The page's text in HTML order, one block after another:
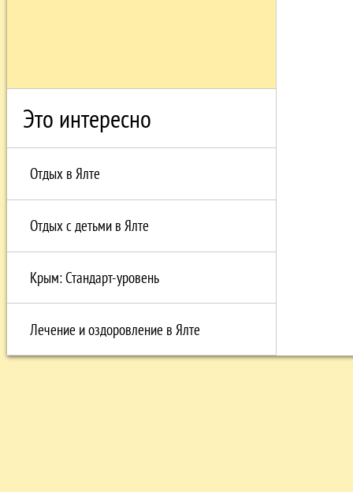
Это интересно
Отдых в Ялте
Отдых с детьми в Ялте
Крым: Стандарт-уровень
Лечение и оздоровление в Ялте